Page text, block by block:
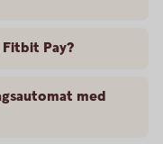
Pay?
med